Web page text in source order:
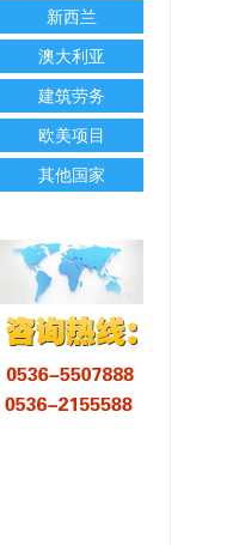
新西兰
澳大利亚
建筑劳务
欧美项目
其他国家